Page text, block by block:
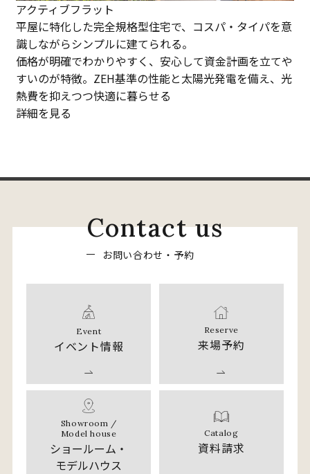
アクティブフラット
平屋に特化した完全規格型住宅で、コスパ・タイパを意
識しながらシンプルに建てられる。
価格が明確でわかりやすく、安心して資金計画を立てや
すいのが特徴。ZEH基準の性能と太陽光発電を備え、光
熱費を抑えつつ快適に暮らせる
詳細を見る
Contact us
お問い合わせ ・ 予約
Event
イベント情報
Showroom /
Model house
ショールーム・
モデルハウス
Reserve
来場予約
Catalog
資料請求